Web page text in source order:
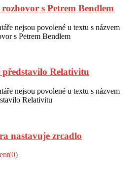
s Petrem Bendlem
nejsou povolené u textu s názvem
s Petrem Bendlem
Relativitu
nejsou povolené u textu s názvem
Relativitu
nastavuje zrcadlo